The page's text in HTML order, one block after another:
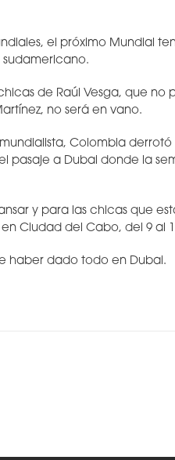
el próximo Mundial
de Raúl Vesga, que no
no será en vano.
Colombia
pasaje a Dubai donde la
y para las chicas que
Ciudad del Cabo, del 9 al
haber dado todo en Dubai.